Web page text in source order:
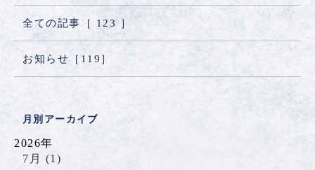
全ての記事［ 123 ］
お知らせ［ 119 ］
月別アーカイブ
2026年
7月 (1)